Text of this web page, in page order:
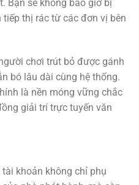
Bạn sẽ không bao giờ bị
thị rác từ các đơn vị bên
chơi trút bỏ được gánh
bó lâu dài cùng hệ thống.
là nền móng vững chắc
giải trí trực tuyến văn
khoản không chỉ phụ